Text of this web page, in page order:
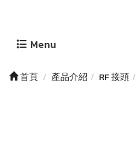
Menu
首頁 產品介紹 RF 接頭